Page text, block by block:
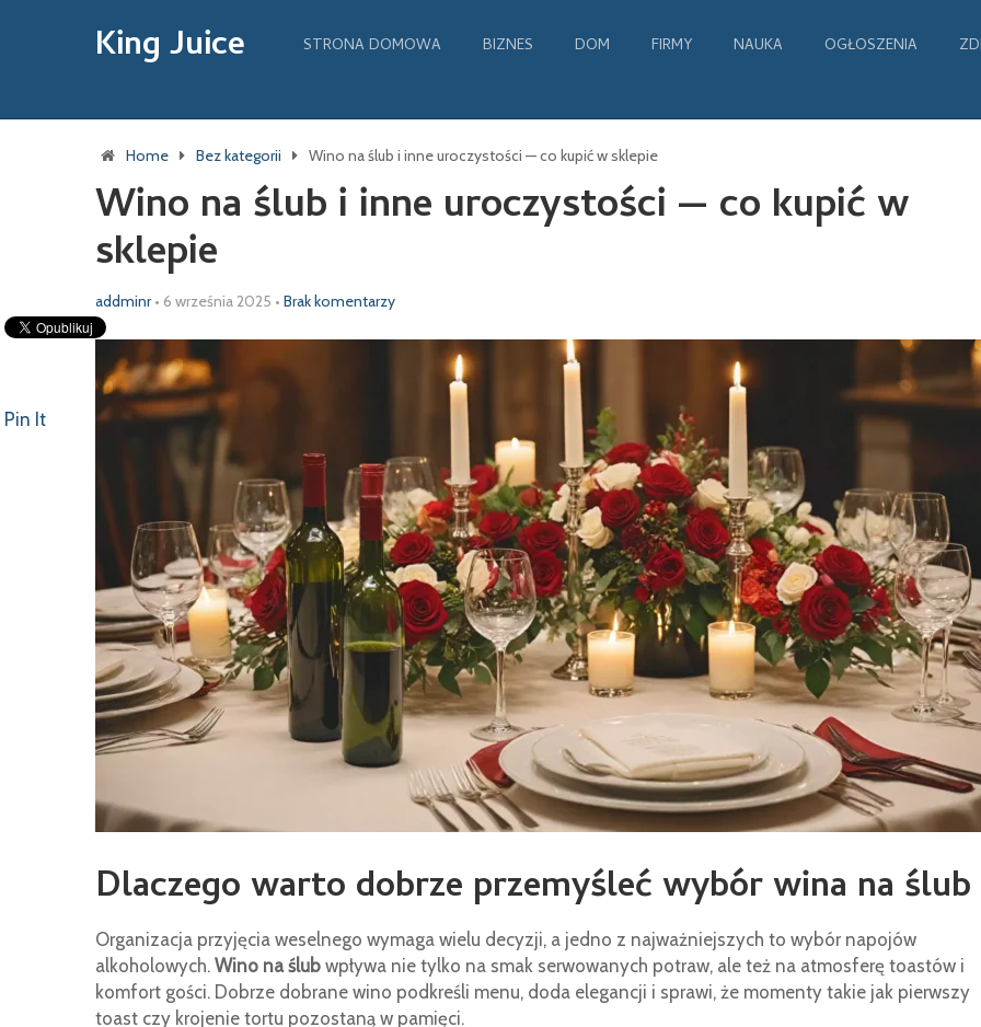
King Juice STRONA DOMOWA BIZNES DOM FIRMY NAUKA OGŁOSZENIA
Home Bez kategorii Wino na ślub i inne uroczystości — co kupić w sklepie
Wino na ślub i inne uroczystości — co kupić w
sklepie
addminr • 6 września 2025 • Brak komentarzy
Dlaczego warto dobrze przemyśleć wybór wina na ślub
Organizacja przyjęcia weselnego wymaga wielu decyzji, a jedno z najważniejszych to wybór napojów
alkoholowych. Wino na ślub wpływa nie tylko na smak serwowanych potraw, ale też na atmosferę toastów i
komfort gości. Dobrze dobrane wino podkreśli menu, doda elegancji i sprawi, że momenty takie jak pierwszy
toast czy krojenie tortu pozostaną w pamięci.
Pin It